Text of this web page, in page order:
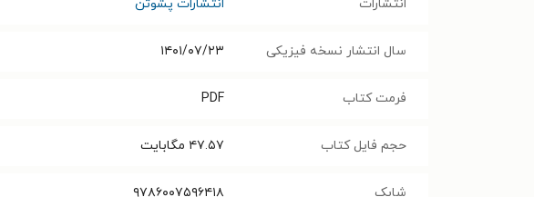
انتشارات انتشارات پشوتن
سال انتشار نسخه فیزیکی ۱۴۰۱/۰۷/۲۳
فرمت کتاب PDF
حجم فایل کتاب ۴۷.۵۷ مگابایت
شابک ۹۷۸۶۰۰۷۵۹۶۴۱۸